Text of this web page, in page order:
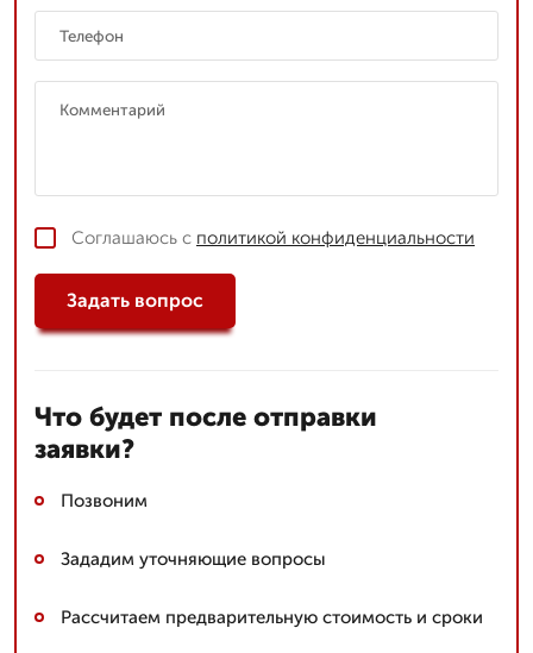
Соглашаюсь с политикой конфиденциальности
Задать вопрос
Что будет после отправки
заявки?
Позвоним
Зададим уточняющие вопросы
Рассчитаем предварительную стоимость и сроки